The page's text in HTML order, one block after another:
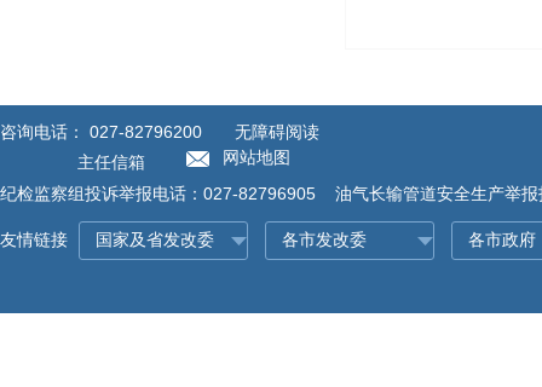
咨询电话： 027-82796200
无障碍阅读
主任信箱
网站地图
纪检监察组投诉举报电话：027-82796905 油气长输管道安全生产举
友情链接